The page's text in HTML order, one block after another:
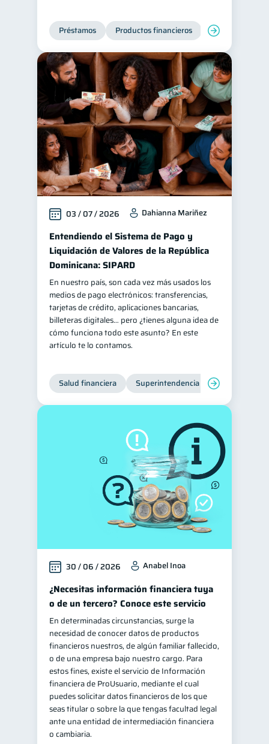
Vacaciones
Criptomonedas 2
Cuenta Abandonada 2
Inversiones 2
Cuenta Inactiva 1
Finanzas Personales 1
Finanzas en Pareja 1
Educación Financiera 1
Fraudes 1 Mipymes 1
Retiro Doble sueldo
Gasto responsable
información financiera 1
Préstamos Productos financieros Manejo de
03 / 07 / 2026 Dahianna Mariñez
Entendiendo el Sistema de Pago y
Liquidación de Valores de la República
Dominicana: SIPARD
En nuestro país, son cada vez más usados los
medios de pago electrónicos: transferencias,
tarjetas de crédito, aplicaciones bancarias,
billeteras digitales… pero ¿tienes alguna idea de
cómo funciona todo este asunto? En este
artículo te lo contamos.
Salud financiera Superintendencia de Bancos
30 / 06 / 2026 Anabel Inoa
¿Necesitas información financiera tuya
o de un tercero? Conoce este servicio
En determinadas circunstancias, surge la
necesidad de conocer datos de productos
financieros nuestros, de algún familiar fallecido,
o de una empresa bajo nuestro cargo. Para
estos fines, existe el servicio de Información
financiera de ProUsuario, mediante el cual
puedes solicitar datos financieros de los que
seas titular o sobre la que tengas facultad legal
ante una entidad de intermediación financiera
o cambiaria.